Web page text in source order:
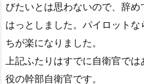
びたいとは思わないので、辞
はっとしました。パイロット
ちが楽になりました。
上記ふたりはすでに自衛官で
役の幹部自衛官です。